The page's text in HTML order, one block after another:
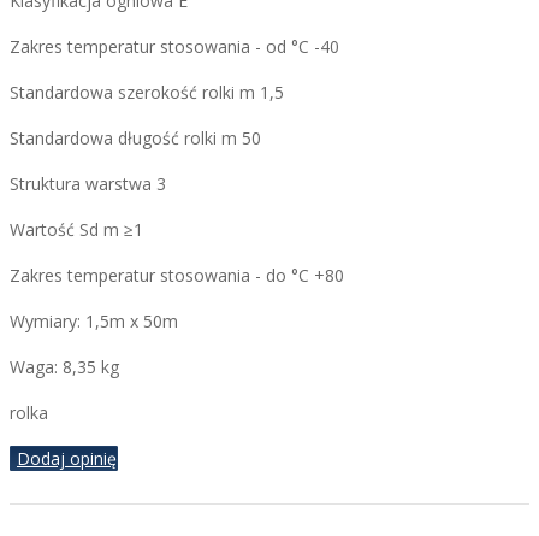
Zakres temperatur stosowania - od °C -40
Standardowa szerokość rolki m 1,5
Standardowa długość rolki m 50
Struktura warstwa 3
Wartość Sd m ≥1
Zakres temperatur stosowania - do °C +80
Wymiary: 1,5m x 50m
Waga: 8,35 kg
rolka
Dodaj opinię